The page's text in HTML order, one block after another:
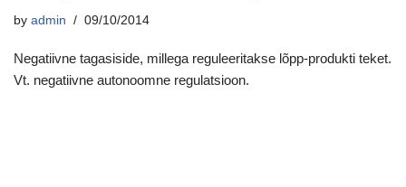
by admin 09/10/2014
Negatiivne tagasiside, millega reguleeritakse lõpp-produkti teket.
Vt. negatiivne autonoomne regulatsioon.